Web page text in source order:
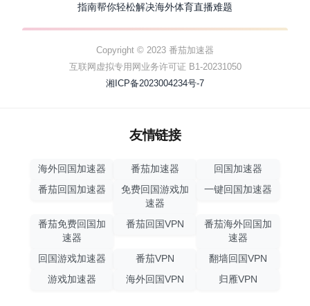
指南帮你轻松解决海外体育直播难题
Copyright © 2023 番茄加速器
互联网虚拟专用网业务许可证 B1-20231050
湘ICP备2023004234号-7
友情链接
海外回国加速器 番茄加速器
回国加速器
番茄回国加速器
免费回国游戏加
速器
一键回国加速器
番茄免费回国加
速器
番茄回国VPN
番茄海外回国加
速器
回国游戏加速器
番茄VPN
翻墙回国VPN
游戏加速器
海外回国VPN 归雁VPN